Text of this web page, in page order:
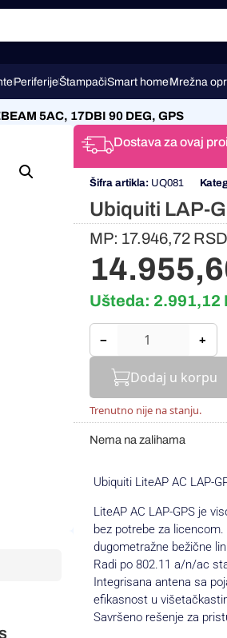
PeriferijeŠtampačiSmart homeMrežna
5AC, 17DBI 90 DEG, GPS
Dostava za ovaj
Šifra artikla: UQ081
Ubiquiti LAP-
MP: 17.946,72 RSD
Ušteda: 2.991,12
− +
Dodaj u korpu
Trenutno nije na stanju.
Nema na zalihama
Ubiquiti LiteAP AC LAP-
LiteAP AC LAP-GPS je
bez potrebe za
dugometražne bežične
Radi po 802.11 a/n/ac
Integrisana antena sa
efikasnost u
Savršeno rešenje za